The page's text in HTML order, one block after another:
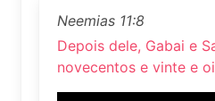
Neemias 11:8
Depois dele, Gabai e
novecentos e vinte e